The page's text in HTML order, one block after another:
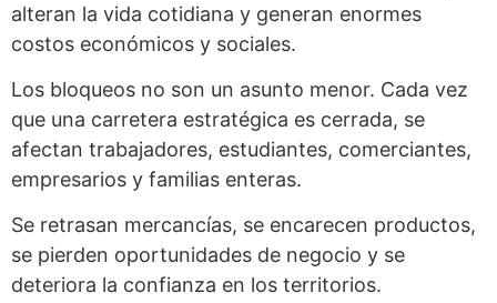
alteran la vida cotidiana y generan enormes
costos económicos y sociales.
Los bloqueos no son un asunto menor. Cada vez
que una carretera estratégica es cerrada, se
afectan trabajadores, estudiantes, comerciantes,
empresarios y familias enteras.
Se retrasan mercancías, se encarecen productos,
se pierden oportunidades de negocio y se
deteriora la confianza en los territorios.